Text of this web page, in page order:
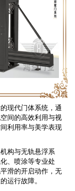
现代门体系统，通
间的高效利用与视
利用率与美学表现
构与无轨悬浮系
、喷涂等专业处
滑的开启动作，无
运行故障。